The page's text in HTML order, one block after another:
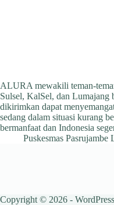
ALURA mewakili teman-
Sulsel, KalSel, dan Lumajang
dikirimkan dapat
sedang dalam situasi kurang
bermanfaat dan Indonesia
Puskesmas Pasrujambe
Copyright © 2026 -